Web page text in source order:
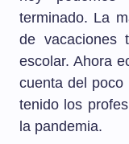
terminado. La
de vacaciones
escolar. Ahora
cuenta del poco
tenido los
la pandemia.